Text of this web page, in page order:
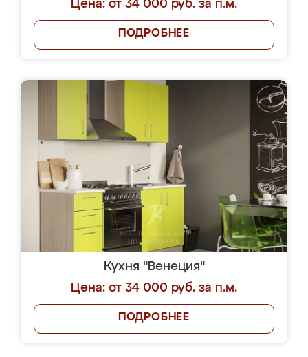
Цена: от 34 000 руб. за п.м.
ПОДРОБНЕЕ
Кухня "Венеция"
Цена: от 34 000 руб. за п.м.
ПОДРОБНЕЕ